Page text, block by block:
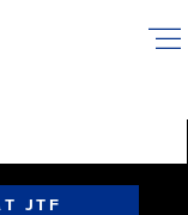
JTF